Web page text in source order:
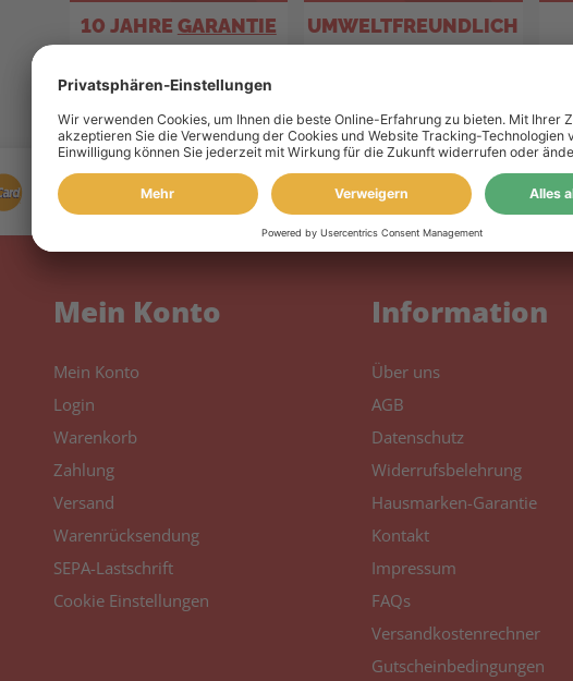
Epson EcoTank ET-
2712
2714
Epson EcoTank ET-
2714 Unlimited
Epson EcoTank ET-
Epson EcoTank ET-
Epson EcoTank ET-
2726
10 JAHRE GARANTIE
Ihren Drucker.
UMWELTFREUNDLICH
Mein Konto
Mein Konto
Login
Warenkorb
Zahlung
Versand
Warenrücksendung
SEPA-Lastschrift
Cookie Einstellungen
Information
Über uns
AGB
Datenschutz
Widerrufsbelehrung
Hausmarken-Garantie
Kontakt
Impressum
FAQs
Versandkostenrechner
Gutscheinbedingungen